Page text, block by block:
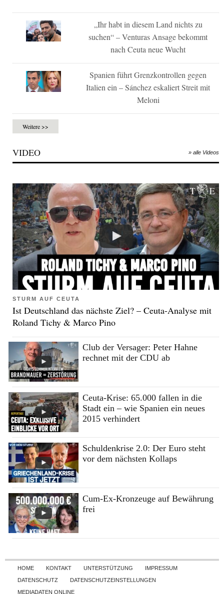
„Ihr habt in diesem Land nichts zu
suchen“ – Venturas Ansage bekommt
nach Ceuta neue Wucht
Spanien führt Grenzkontrollen gegen
Italien ein – Sánchez eskaliert Streit mit
Meloni
Weitere >>
VIDEO » alle Videos
STURM AUF CEUTA
Ist Deutschland das nächste Ziel? – Ceuta-Analyse mit
Roland Tichy & Marco Pino
Club der Versager: Peter Hahne
rechnet mit der CDU ab
Ceuta-Krise: 65.000 fallen in die
Stadt ein – wie Spanien ein neues
2015 verhindert
Schuldenkrise 2.0: Der Euro steht
vor dem nächsten Kollaps
Cum-Ex-Kronzeuge auf Bewährung
frei
Skip to content
HOME KONTAKT UNTERSTÜTZUNG
IMPRESSUM
DATENSCHUTZ
DATENSCHUTZEINSTELLUNGEN
MEDIADATEN ONLINE